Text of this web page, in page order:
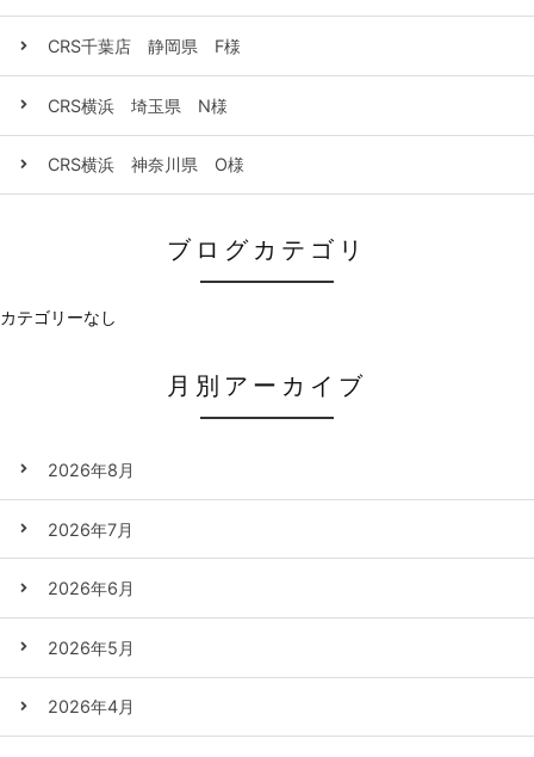
CRS千葉店 静岡県 F様
CRS横浜 埼玉県 N様
CRS横浜 神奈川県 O様
ブログカテゴリ
カテゴリーなし
月別アーカイブ
2026年8月
2026年7月
2026年6月
2026年5月
2026年4月